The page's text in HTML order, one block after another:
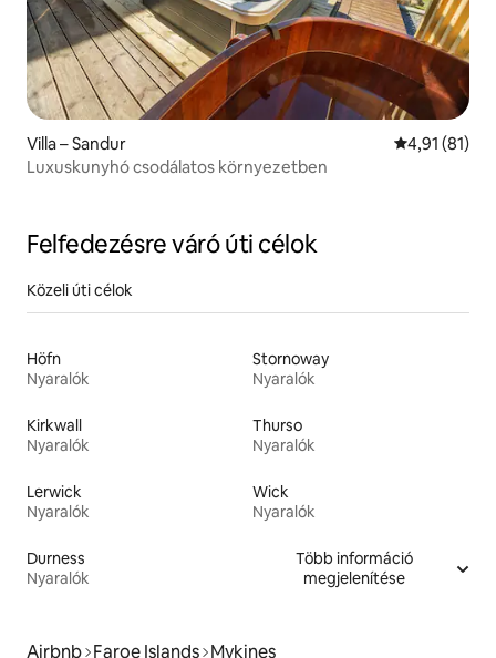
Villa – Sandur Átlagos
4,91 (81)
Luxuskunyhó csodálatos környezetben
Felfedezésre váró úti célok
Közeli úti célok
Höfn
Nyaralók
Stornoway
Nyaralók
Kirkwall
Nyaralók
Thurso
Nyaralók
Lerwick
Nyaralók
Wick
Nyaralók
Durness
Nyaralók
Több információ
megjelenítése
Airbnb Faroe Islands Mykines